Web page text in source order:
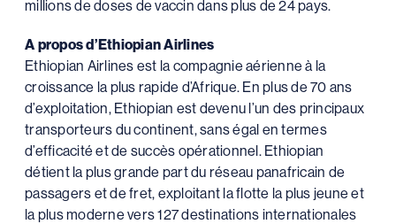
millions de doses de vaccin dans plus de 24 pays.
A propos d’Ethiopian Airlines
Ethiopian Airlines est la compagnie aérienne à la
croissance la plus rapide d’Afrique. En plus de 70 ans
d’exploitation, Ethiopian est devenu l’un des principaux
transporteurs du continent, sans égal en termes
d’efficacité et de succès opérationnel. Ethiopian
détient la plus grande part du réseau panafricain de
passagers et de fret, exploitant la flotte la plus jeune et
la plus moderne vers 127 destinations internationales